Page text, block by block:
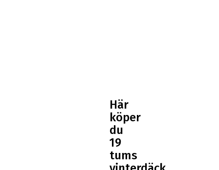
köper
du
19
tums
vinterdäck